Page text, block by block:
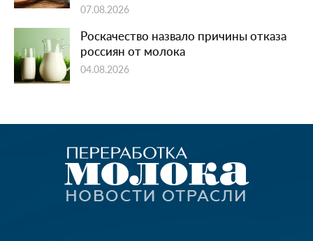
07.08.2026
Роскачество назвало причины отказа
россиян от молока
04.08.2026